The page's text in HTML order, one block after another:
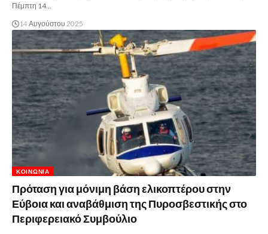
Πέμπτη 14…
14 Αυγούστου 2025
ΚΟΙΝΩΝΊΑ
Πρόταση για μόνιμη βάση ελικοπτέρου στην
Εύβοια και αναβάθμιση της Πυροσβεστικής στο
Περιφερειακό Συμβούλιο